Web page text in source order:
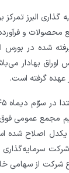
گذاری البرز
محصولات و
عهده گرفته است.
سرمایه‌گذاری
مورخ سوّم مرداد